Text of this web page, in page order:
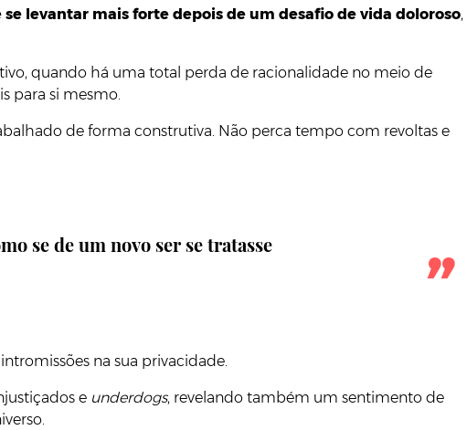
se levantar mais forte depois de um desafio de vida doloroso,
quando há uma total perda de racionalidade no meio de
para si mesmo.
de forma construtiva. Não perca tempo com revoltas e
se de um novo ser se tratasse
na sua privacidade.
e underdogs, revelando também um sentimento de